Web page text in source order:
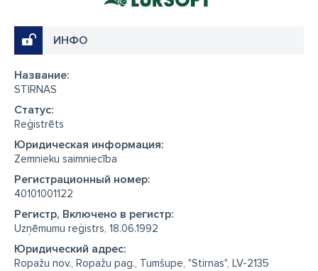
ИНФО
Название:
STIRNAS
Cтатус:
Reģistrēts
Юридическая информация:
Zemnieku saimniecība
Регистрационный номер:
40101001122
Регистр, Включено в регистр:
Uzņēmumu reģistrs, 18.06.1992
Юридический адрес:
Ropažu nov., Ropažu pag., Tumšupe, "Stirnas", LV-2135